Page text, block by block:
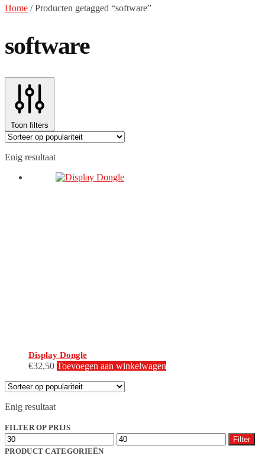
Home /Producten getagged “software”
software
Toon filters
Enig resultaat
Display Dongle
€32,50 Toevoegen aan winkelwagen
Enig resultaat
FILTER OP PRIJS
Min.
prijs
Max.
prijs
Filter
PRODUCT CATEGORIEËN